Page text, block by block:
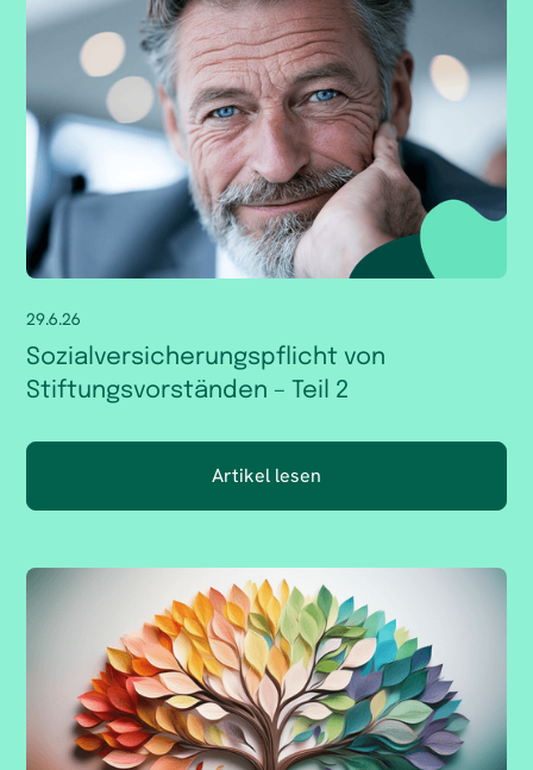
29.6.26
Sozialversicherungspflicht von
Stiftungsvorständen – Teil 2
Artikel lesen